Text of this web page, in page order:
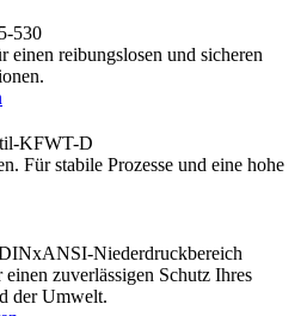
einen reibungslosen und sicheren
Für stabile Prozesse und eine hohe
zuverlässigen Schutz Ihres
der Umwelt.